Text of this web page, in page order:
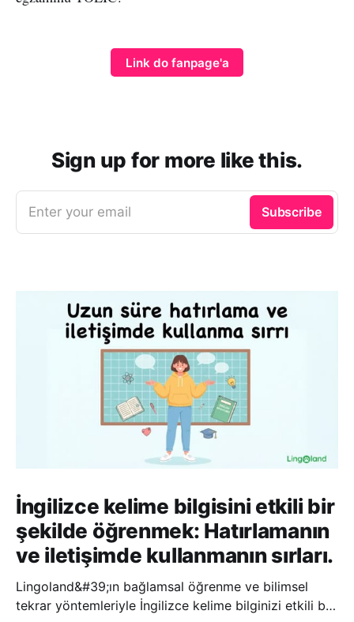
Link do fanpage'a
Sign up for more like this.
Enter your email Subscribe
İngilizce kelime bilgisini etkili bir
şekilde öğrenmek: Hatırlamanın
ve iletişimde kullanmanın sırları.
Lingoland&#39;ın bağlamsal öğrenme ve bilimsel
tekrar yöntemleriyle İngilizce kelime bilginizi etkili bir